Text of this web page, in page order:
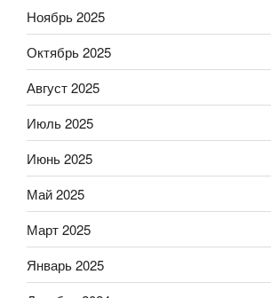
Ноябрь 2025
Октябрь 2025
Август 2025
Июль 2025
Июнь 2025
Май 2025
Март 2025
Январь 2025